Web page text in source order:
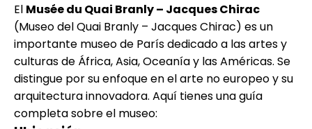
El Musée du Quai Branly – Jacques Chirac
(Museo del Quai Branly – Jacques Chirac) es un
importante museo de París dedicado a las artes y
culturas de África, Asia, Oceanía y las Américas. Se
distingue por su enfoque en el arte no europeo y su
arquitectura innovadora. Aquí tienes una guía
completa sobre el museo: